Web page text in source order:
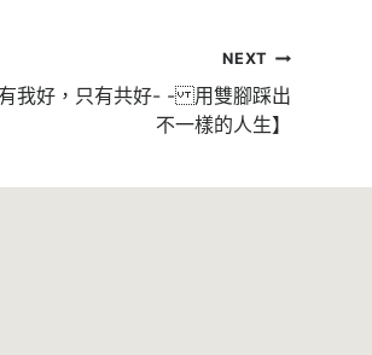
NEXT
我好，只有共好- - 用雙腳踩出
不一樣的人生】